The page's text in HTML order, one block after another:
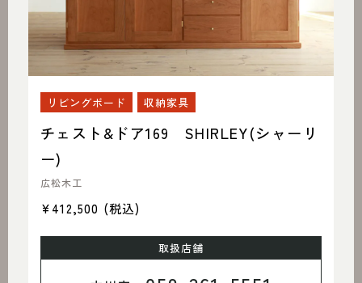
リビングボード 収納家具
チェスト&ドア169 SHIRLEY(シャーリ
ー)
広松木工
¥412,500 (税込)
取扱店舗